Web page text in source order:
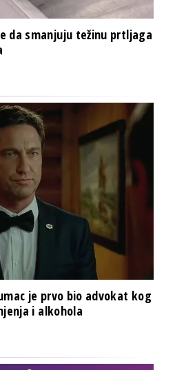
da smanjuju težinu prtljaga
je prvo bio advokat kog
i alkohola